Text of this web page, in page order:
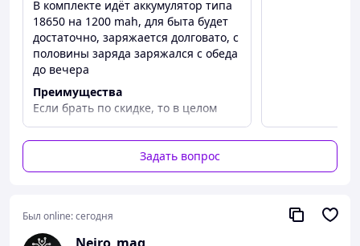
- Яркие диоды форматаCOB 500 люм
Индикатор заряда
- Ударопрочный АБС корпус
- Водонепроницаемость IPX4
- Аккумулятор формата 18650 1200Mah
- Универсальная зарядка USB Type-c
- 4 режима работы Белый/Красный (максимальная
яркость, средняя яркость , стробоскоп)
Упаковка :
1 налобный фонарь; 1 зарядка TYPE-
В комплекте идёт аккумулятор типа
18650 на 1200 mah, для быта будет
достаточно, заряжается долговато, с
половины заряда заряжался с обеда
до вечера
Преимущества
Если брать по скидке, то в целом
нормально на свои деньги, можно
заметить аккумулятор, достаточно
ярко, удобно работать на небольшой
дистанции можно настроить свет
Недостатки
Медленная зарядка, маловато
ёмкости аккумулятора
Задать вопрос
Был online:сегодня